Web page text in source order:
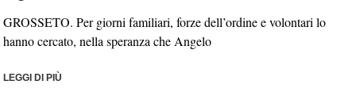
GROSSETO. Per giorni familiari, forze dell’ordine e volontari lo
hanno cercato, nella speranza che Angelo
LEGGI DI PIÙ